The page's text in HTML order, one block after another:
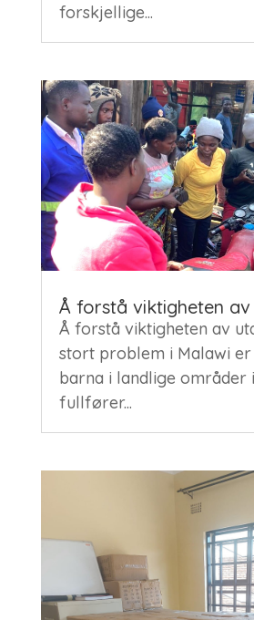
forskjellige...
Å forstå viktigheten av
Å forstå viktigheten av
stort problem i Malawi er
barna i landlige områder
fullfører...